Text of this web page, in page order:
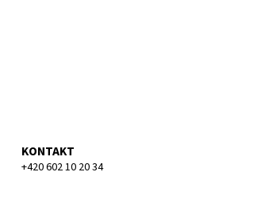
KONTAKT
+420 602 10 20 34